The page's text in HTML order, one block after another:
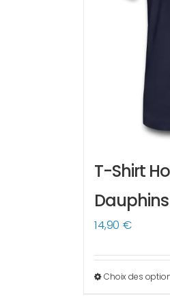
T-Shirt
14,90€
Choix des